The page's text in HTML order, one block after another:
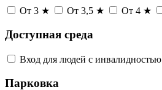
От 3 ★ От 3,5 ★ От 4 ★
Доступная среда
Вход для людей с инвалидностью
Парковка